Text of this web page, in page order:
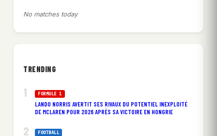
No matches today
TRENDING
FORMULE 1
LANDO NORRIS AVERTIT SES RIVAUX DU POTENTIEL INEXPLOITÉ
DE MCLAREN POUR 2026 APRÈS SA VICTOIRE EN HONGRIE
FOOTBALL